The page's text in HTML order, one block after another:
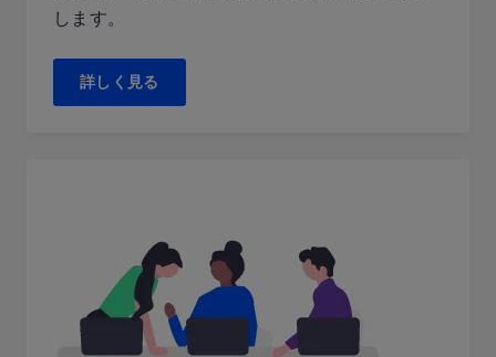
します。
詳しく見る